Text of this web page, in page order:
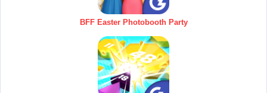
BFF Easter Photobooth Party